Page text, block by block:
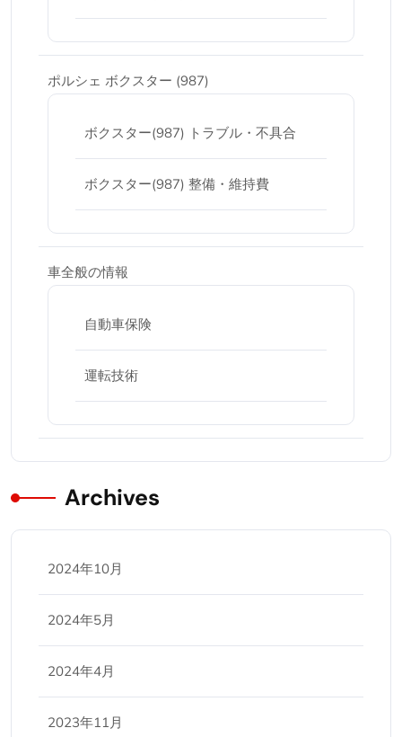
ポルシェ ボクスター (987)
ボクスター(987) トラブル・不具合
ボクスター(987) 整備・維持費
車全般の情報
自動車保険
運転技術
Archives
2024年10月
2024年5月
2024年4月
2023年11月